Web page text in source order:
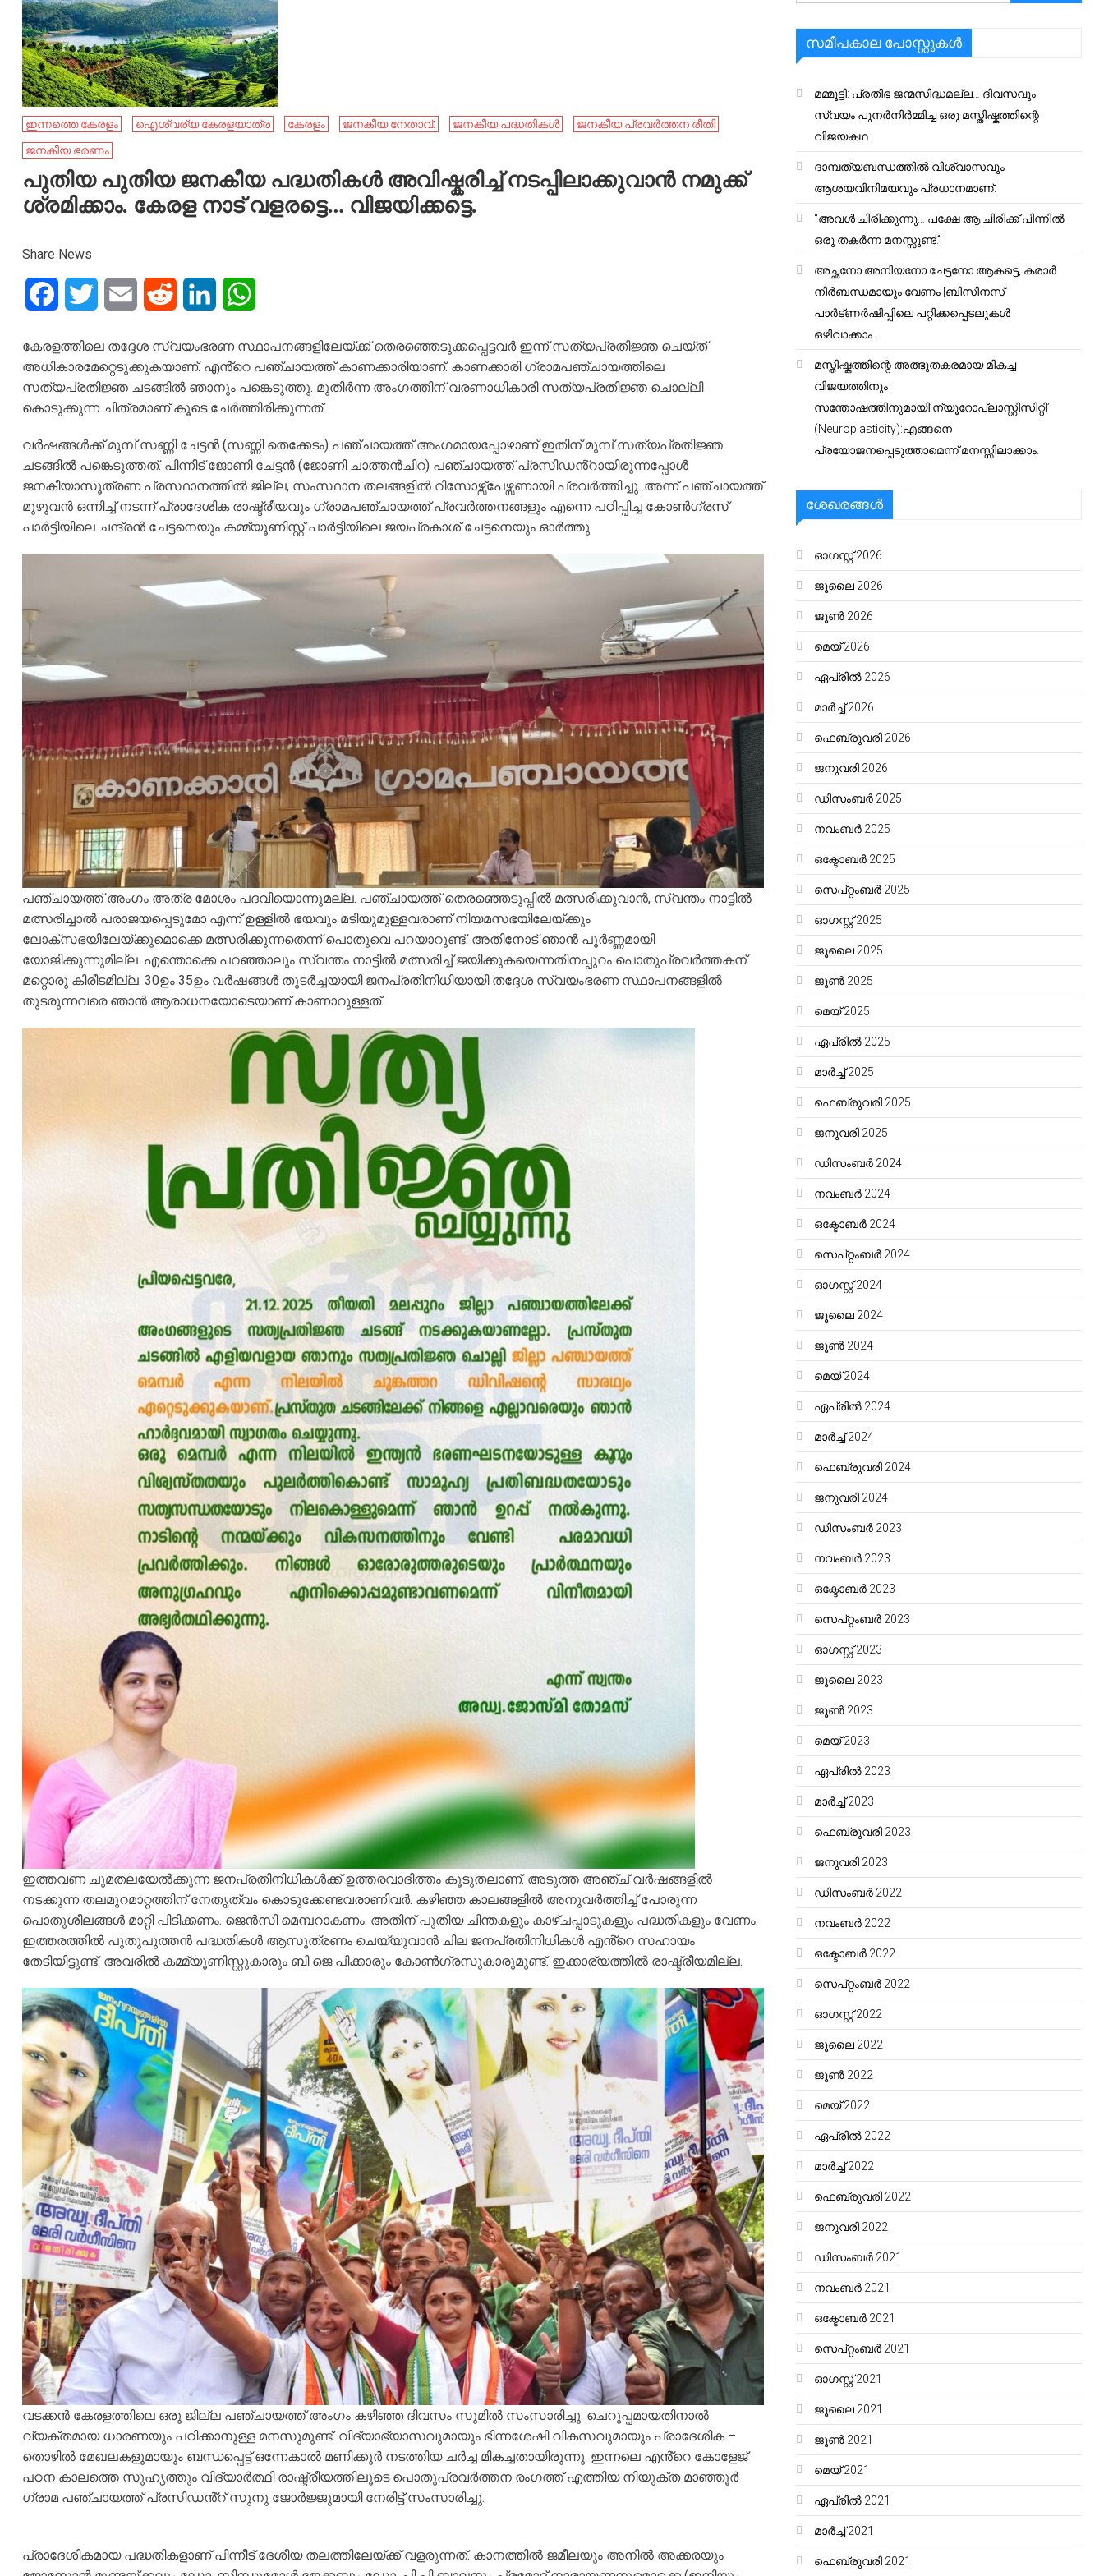
ഇന്നത്തെ കേരളം ഐശ്വര്യ കേരളയാത്ര കേരളം ജനകീയ നേതാവ്. ജനകീയ പദ്ധതികൾ
ജനകീയ പ്രവര്‍ത്തന രീതി
ജനകീയ ഭരണം
പുതിയ പുതിയ ജനകീയ പദ്ധതികൾ അവിഷ്കരിച്ച് നടപ്പിലാക്കുവാൻ നമുക്ക്
ശ്രമിക്കാം. കേരള നാട് വളരട്ടെ… വിജയിക്കട്ടെ.
Share News
FacebookTwitter Email Reddit LinkedIn
കേരളത്തിലെ തദ്ദേശ സ്വയംഭരണ സ്ഥാപനങ്ങളിലേയ്ക്ക് തെരഞ്ഞെടുക്കപ്പെട്ടവർ ഇന്ന് സത്യപ്രതിജ്ഞ ചെയ്ത്
അധികാരമേറ്റെടുക്കുകയാണ്. എൻ്റെ പഞ്ചായത്ത് കാണക്കാരിയാണ്. കാണക്കാരി ഗ്രാമപഞ്ചായത്തിലെ
സത്യപ്രതിജ്ഞ ചടങ്ങിൽ ഞാനും പങ്കെടുത്തു. മുതിർന്ന അംഗത്തിന് വരണാധികാരി സത്യപ്രതിജ്ഞ ചൊല്ലി
കൊടുക്കുന്ന ചിത്രമാണ് കൂടെ ചേർത്തിരിക്കുന്നത്.
വർഷങ്ങൾക്ക് മുമ്പ് സണ്ണി ചേട്ടൻ (സണ്ണി തെക്കേടം) പഞ്ചായത്ത് അംഗമായപ്പോഴാണ് ഇതിന് മുമ്പ് സത്യപ്രതിജ്ഞ
ചടങ്ങിൽ പങ്കെടുത്തത്. പിന്നീട് ജോണി ചേട്ടൻ (ജോണി ചാത്തൻചിറ) പഞ്ചായത്ത് പ്രസിഡൻ്റായിരുന്നപ്പോൾ
ജനകീയാസൂത്രണ പ്രസ്ഥാനത്തിൽ ജില്ല, സംസ്ഥാന തലങ്ങളിൽ റിസോഴ്സ്പേഴ്സണായി പ്രവർത്തിച്ചു. അന്ന് പഞ്ചായത്ത്
മുഴുവൻ ഒന്നിച്ച് നടന്ന് പ്രാദേശിക രാഷ്ട്രീയവും ഗ്രാമപഞ്ചായത്ത് പ്രവർത്തനങ്ങളും എന്നെ പഠിപ്പിച്ച കോൺഗ്രസ്
പാർട്ടിയിലെ ചന്ദ്രൻ ചേട്ടനെയും കമ്മ്യൂണിസ്റ്റ് പാർട്ടിയിലെ ജയപ്രകാശ് ചേട്ടനെയും ഓർത്തു.
പഞ്ചായത്ത് അംഗം അത്ര മോശം പദവിയൊന്നുമല്ല. പഞ്ചായത്ത് തെരഞ്ഞെടുപ്പിൽ മത്സരിക്കുവാൻ, സ്വന്തം നാട്ടിൽ
മത്സരിച്ചാൽ പരാജയപ്പെടുമോ എന്ന് ഉള്ളിൽ ഭയവും മടിയുമുള്ളവരാണ് നിയമസഭയിലേയ്ക്കും
ലോക്സഭയിലേയ്ക്കുമൊക്കെ മത്സരിക്കുന്നതെന്ന് പൊതുവെ പറയാറുണ്ട്. അതിനോട് ഞാൻ പൂർണ്ണമായി
യോജിക്കുന്നുമില്ല. എന്തൊക്കെ പറഞ്ഞാലും സ്വന്തം നാട്ടിൽ മത്സരിച്ച് ജയിക്കുകയെന്നതിനപ്പുറം പൊതുപ്രവർത്തകന്
മറ്റൊരു കിരീടമില്ല. 30ഉം 35ഉം വർഷങ്ങൾ തുടർച്ചയായി ജനപ്രതിനിധിയായി തദ്ദേശ സ്വയംഭരണ സ്ഥാപനങ്ങളിൽ
തുടരുന്നവരെ ഞാൻ ആരാധനയോടെയാണ് കാണാറുള്ളത്.
ഇത്തവണ ചുമതലയേൽക്കുന്ന ജനപ്രതിനിധികൾക്ക് ഉത്തരവാദിത്തം കൂടുതലാണ്. അടുത്ത അഞ്ച് വർഷങ്ങളിൽ
നടക്കുന്ന തലമുറമാറ്റത്തിന് നേതൃത്വം കൊടുക്കേണ്ടവരാണിവർ. കഴിഞ്ഞ കാലങ്ങളിൽ അനുവർത്തിച്ച് പോരുന്ന
പൊതുശീലങ്ങൾ മാറ്റി പിടിക്കണം. ജെൻസി മെമ്പറാകണം. അതിന് പുതിയ ചിന്തകളും കാഴ്ചപ്പാടുകളും പദ്ധതികളും വേണം.
ഇത്തരത്തിൽ പുതുപുത്തൻ പദ്ധതികൾ ആസൂത്രണം ചെയ്യുവാൻ ചില ജനപ്രതിനിധികൾ എൻ്റെ സഹായം
തേടിയിട്ടുണ്ട്. അവരിൽ കമ്മ്യൂണിസ്റ്റുകാരും ബി ജെ പിക്കാരും കോൺഗ്രസുകാരുമുണ്ട്. ഇക്കാര്യത്തിൽ രാഷ്ട്രീയമില്ല.
വടക്കൻ കേരളത്തിലെ ഒരു ജില്ല പഞ്ചായത്ത് അംഗം കഴിഞ്ഞ ദിവസം സൂമിൽ സംസാരിച്ചു. ചെറുപ്പമായതിനാൽ
വ്യക്തമായ ധാരണയും പഠിക്കാനുള്ള മനസുമുണ്ട്. വിദ്യാഭ്യാസവുമായും ഭിന്നശേഷി വികസവുമായും പ്രാദേശിക –
തൊഴിൽ മേഖലകളുമായും ബന്ധപ്പെട്ട് ഒന്നേകാൽ മണിക്കൂർ നടത്തിയ ചർച്ച മികച്ചതായിരുന്നു. ഇന്നലെ എൻ്റെ കോളേജ്
പഠന കാലത്തെ സുഹൃത്തും വിദ്യാർത്ഥി രാഷ്ട്രീയത്തിലൂടെ പൊതുപ്രവർത്തന രംഗത്ത് എത്തിയ നിയുക്ത മാഞ്ഞൂർ
ഗ്രാമ പഞ്ചായത്ത് പ്രസിഡൻ്റ് സുനു ജോർജ്ജുമായി നേരിട്ട് സംസാരിച്ചു.
പ്രാദേശികമായ പദ്ധതികളാണ് പിന്നീട് ദേശീയ തലത്തിലേയ്ക്ക് വളരുന്നത്. കാനത്തിൽ ജമീലയും അനിൽ അക്കരയും
സമീപകാല പോസ്റ്റുകൾ
മമ്മൂട്ടി: പ്രതിഭ ജന്മസിദ്ധമല്ല… ദിവസവും
സ്വയം പുനർനിർമ്മിച്ച ഒരു മസ്തിഷ്കത്തിന്റെ
വിജയകഥ
ദാമ്പത്യബന്ധത്തിൽ വിശ്വാസവും
ആശയവിനിമയവും പ്രധാനമാണ്.
“അവൾ ചിരിക്കുന്നു… പക്ഷേ ആ ചിരിക്ക് പിന്നിൽ
ഒരു തകർന്ന മനസ്സുണ്ട്.”
അച്ഛനോ അനിയനോ ചേട്ടനോ ആകട്ടെ, കരാർ
നിർബന്ധമായും വേണം |ബിസിനസ്
പാർട്ണർഷിപ്പിലെ പറ്റിക്കപ്പെടലുകൾ
ഒഴിവാക്കാം..
മസ്തിഷ്കത്തിന്റെ അത്ഭുതകരമായ മികച്ച
വിജയത്തിനും
സന്തോഷത്തിനുമായി’ന്യൂറോപ്ലാസ്റ്റിസിറ്റി’
(Neuroplasticity):എങ്ങനെ
പ്രയോജനപ്പെടുത്താമെന്ന് മനസ്സിലാക്കാം.
ശേഖരങ്ങൾ
ഓഗസ്റ്റ്‌ 2026
ജൂലൈ 2026
ജൂൺ 2026
മെയ്‌ 2026
ഏപ്രിൽ 2026
മാർച്ച്‌ 2026
ഫെബ്രുവരി 2026
ജനുവരി 2026
ഡിസംബർ 2025
നവംബർ 2025
ഒക്ടോബർ 2025
സെപ്റ്റംബർ 2025
ഓഗസ്റ്റ്‌ 2025
ജൂലൈ 2025
ജൂൺ 2025
മെയ്‌ 2025
ഏപ്രിൽ 2025
മാർച്ച്‌ 2025
ഫെബ്രുവരി 2025
ജനുവരി 2025
ഡിസംബർ 2024
നവംബർ 2024
ഒക്ടോബർ 2024
സെപ്റ്റംബർ 2024
ഓഗസ്റ്റ്‌ 2024
ജൂലൈ 2024
ജൂൺ 2024
മെയ്‌ 2024
ഏപ്രിൽ 2024
മാർച്ച്‌ 2024
ഫെബ്രുവരി 2024
ജനുവരി 2024
ഡിസംബർ 2023
നവംബർ 2023
ഒക്ടോബർ 2023
സെപ്റ്റംബർ 2023
ഓഗസ്റ്റ്‌ 2023
ജൂലൈ 2023
ജൂൺ 2023
മെയ്‌ 2023
ഏപ്രിൽ 2023
മാർച്ച്‌ 2023
ഫെബ്രുവരി 2023
ജനുവരി 2023
ഡിസംബർ 2022
നവംബർ 2022
ഒക്ടോബർ 2022
സെപ്റ്റംബർ 2022
ഓഗസ്റ്റ്‌ 2022
ജൂലൈ 2022
ജൂൺ 2022
മെയ്‌ 2022
ഏപ്രിൽ 2022
മാർച്ച്‌ 2022
ഫെബ്രുവരി 2022
ജനുവരി 2022
ഡിസംബർ 2021
നവംബർ 2021
ഒക്ടോബർ 2021
സെപ്റ്റംബർ 2021
ഓഗസ്റ്റ്‌ 2021
ജൂലൈ 2021
ജൂൺ 2021
മെയ്‌ 2021
ഏപ്രിൽ 2021
മാർച്ച്‌ 2021
ഫെബ്രുവരി 2021